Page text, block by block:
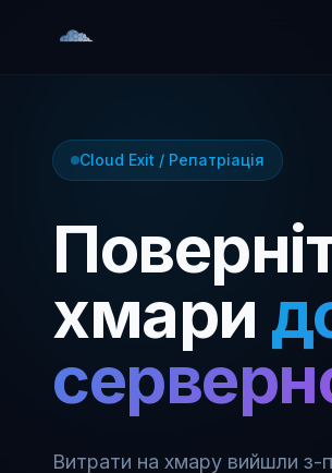
Cloud Exit / Репатріація
хмари
Витрати на хмару вийшли